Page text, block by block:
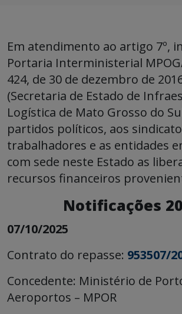
Em atendimento ao artigo 7º,
Portaria Interministerial
424, de 30 de dezembro de
(Secretaria de Estado de
Logística de Mato Grosso do
partidos políticos, aos
trabalhadores e as entidades
com sede neste Estado as
recursos financeiros
Notificações
07/10/2025
Contrato do repasse: 953507/
Concedente: Ministério de
Aeroportos – MPOR